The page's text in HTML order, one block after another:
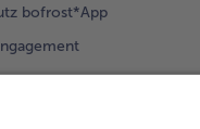
bofrost*App